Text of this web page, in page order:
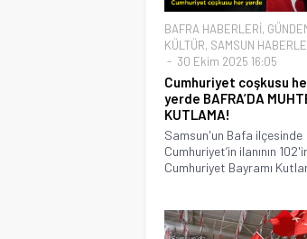
BAFRA HABERLERİ,
KÜLTÜR, SAMSUN
30 Ekim 2025 16:05
Cumhuriyet coşkusu
yerde BAFRA’DA
KUTLAMA!
Samsun'un Bafa ilçesinde
Cumhuriyet’in ilanının
Cumhuriyet Bayramı